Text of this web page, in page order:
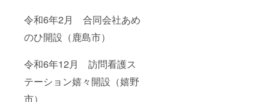
令和6年2月 合同会社あめ
のひ開設（鹿島市）
令和6年12月 訪問看護ス
テーション嬉々開設（嬉野
市）